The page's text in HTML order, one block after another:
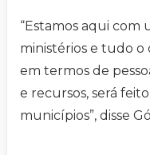
“Estamos aqui com
ministérios e tudo
em termos de
e recursos, será
municípios”, disse